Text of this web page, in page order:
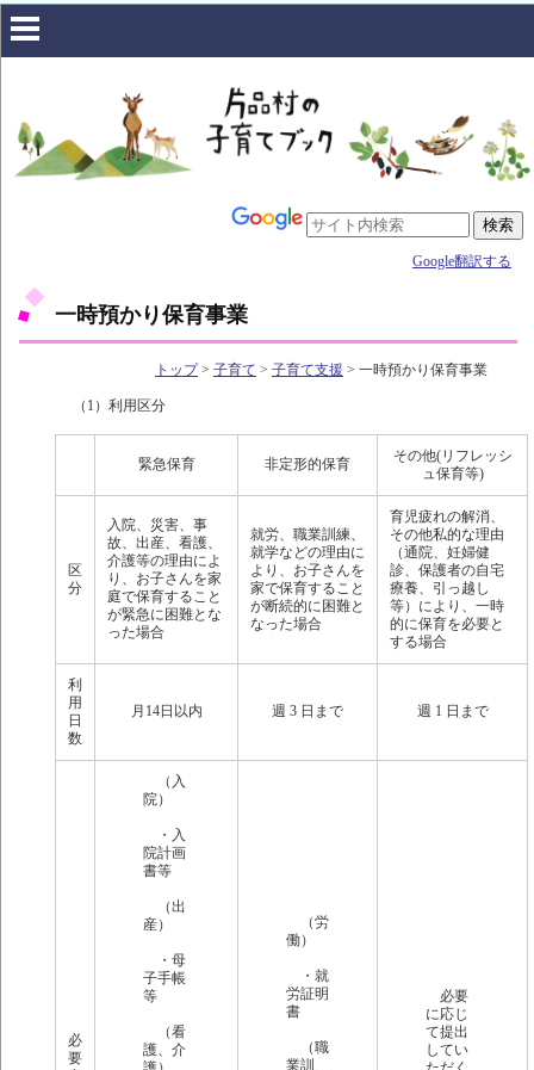
Google翻訳する
一時預かり保育事業
トップ> 子育て > 子育て支援 > 一時預かり保育事業
（1）利用区分
緊急保育 非定形的保育
その他(リフレッシ
ュ保育等)
区
分
入院、災害、事
故、出産、看護、
介護等の理由によ
り、お子さんを家
庭で保育すること
が緊急に困難とな
った場合
就労、職業訓練、
就学などの理由に
より、お子さんを
家で保育すること
が断続的に困難と
なった場合
育児疲れの解消、
その他私的な理由
（通院、妊婦健
診、保護者の自宅
療養、引っ越し
等）により、一時
的に保育を必要と
する場合
利
用
日
数
月14日以内 週 3 日まで 週 1 日まで
必
要
（入
院）
・入
院計画
書等
（出
産）
・母
子手帳
等
（看
護、介
（労
働）
・就
労証明
書
（職
業訓
必要
に応じ
て提出
してい